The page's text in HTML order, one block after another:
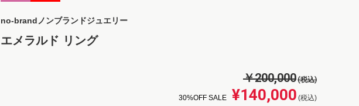
no-brand ノンブランドジュエリー
エメラルド リング
￥200,000(税込)
30%OFF SALE ¥140,000 (税込)